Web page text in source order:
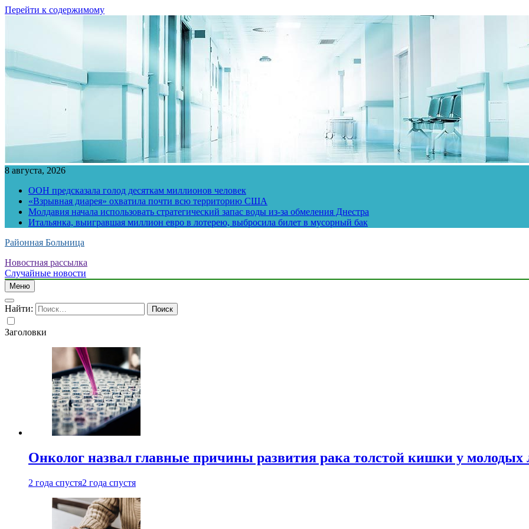
Перейти к содержимому
8 августа, 2026
ООН предсказала голод десяткам миллионов человек
«Взрывная диарея» охватила почти всю территорию США
Молдавия начала использовать стратегический запас воды из-за обмеления Днестра
Итальянка, выигравшая миллион евро в лотерею, выбросила билет в мусорный бак
Районная Больница
Новостная рассылка
Случайные новости
Меню
Найти:
Заголовки
Онколог назвал главные причины развития рака толстой кишки у молодых
2 года спустя2 года спустя